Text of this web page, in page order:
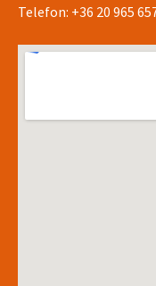
Telefon: +36 20 965